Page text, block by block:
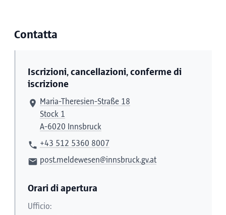
Contatta
Iscrizioni, cancellazioni, conferme di
iscrizione
Maria-Theresien-Straße 18
Stock 1
A-6020 Innsbruck
+43 512 5360 8007
post.meldewesen@innsbruck.gv.at
Orari di apertura
Ufficio: